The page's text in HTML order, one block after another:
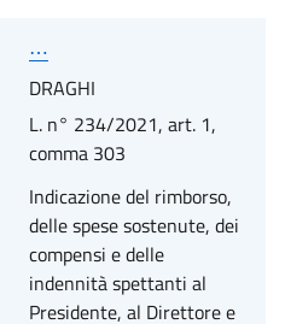
⋯
DRAGHI
L. n° 234/2021, art. 1,
comma 303
Indicazione del rimborso,
delle spese sostenute, dei
compensi e delle
indennità spettanti al
Presidente, al Direttore e